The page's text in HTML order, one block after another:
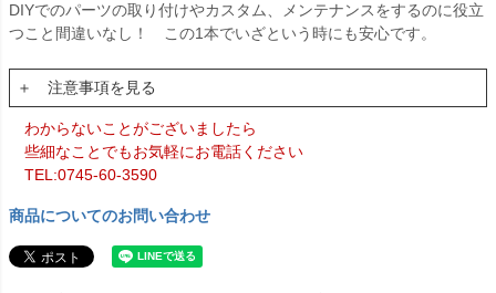
DIYでのパーツの取り付けやカスタム、メンテナンスをするのに役立
つこと間違いなし！ この1本でいざという時にも安心です。
＋ 注意事項を見る
わからないことがございましたら
些細なことでもお気軽にお電話ください
TEL:0745-60-3590
商品についてのお問い合わせ